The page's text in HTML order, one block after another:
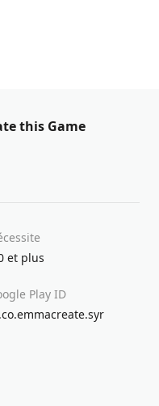
this Game
et plus
Play ID